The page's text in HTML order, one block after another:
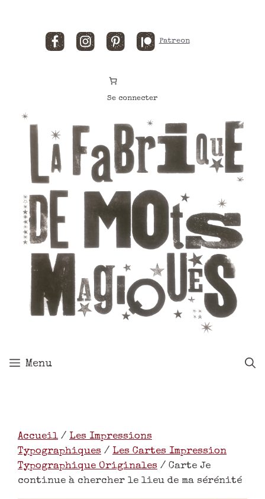
FacebookInstagramPinterestPatreon
Se connecter
Menu
Accueil/ Les Impressions
Typographiques / Les Cartes Impression
Typographique Originales / Carte Je
continue à chercher le lieu de ma sérénité